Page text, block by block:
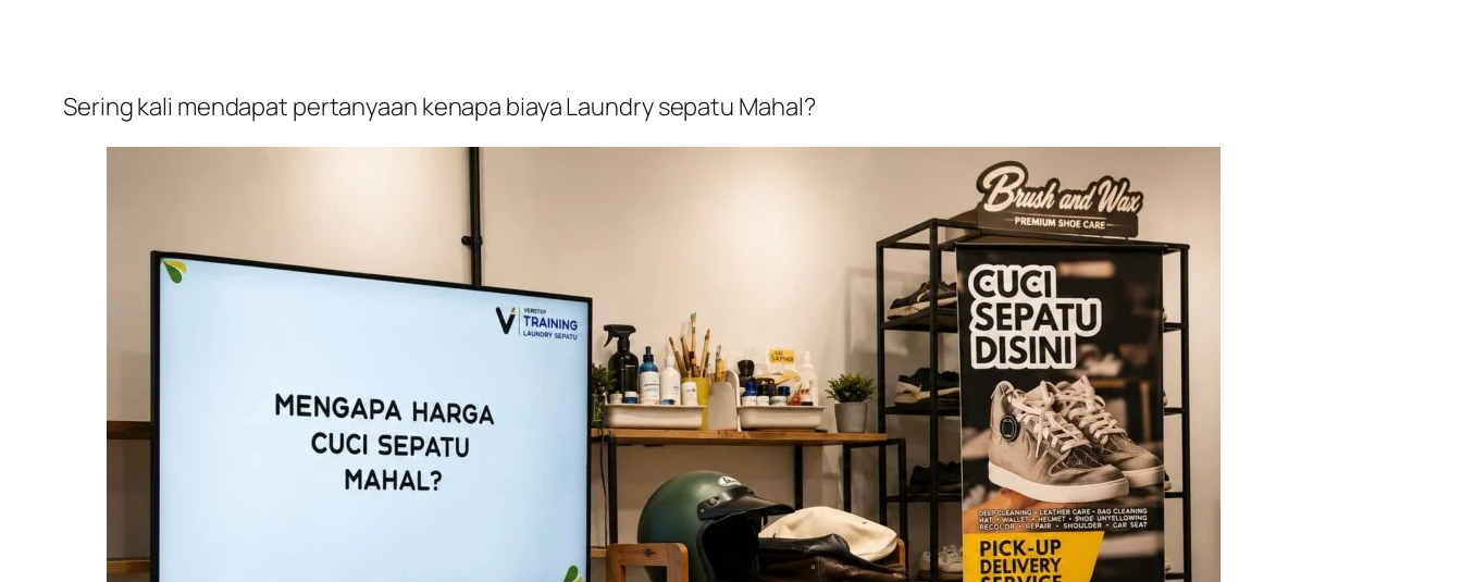
Sering kali mendapat pertanyaan kenapa biaya Laundry sepatu Mahal?